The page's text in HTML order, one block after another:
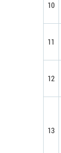
10
11
12
13